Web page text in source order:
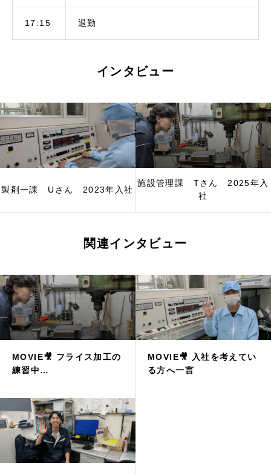
17:15 退勤
インタビュー
製剤一課 Uさん 2023年入社
施設管理課 Tさん 2025年入
社
関連インタビュー
MOVIE🎥 フライス加工の
練習中…
MOVIE🎥 入社を考えてい
る方へ一言